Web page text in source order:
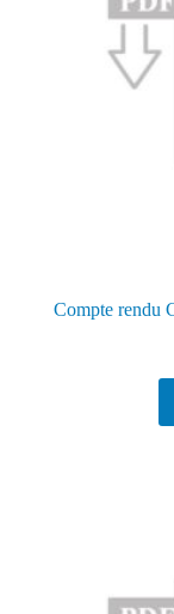
Compte rendu